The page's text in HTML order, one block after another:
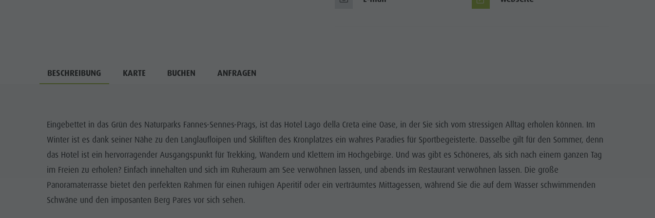
BESCHREIBUNG KARTE BUCHEN ANFRAGEN
Eingebettet in das Grün des Naturparks Fannes-Sennes-Prags, ist das Hotel Lago della Creta eine Oase, in der Sie sich vom stressigen Alltag erholen können. Im
Winter ist es dank seiner Nähe zu den Langlaufloipen und Skiliften des Kronplatzes ein wahres Paradies für Sportbegeisterte. Dasselbe gilt für den Sommer, denn
das Hotel ist ein hervorragender Ausgangspunkt für Trekking, Wandern und Klettern im Hochgebirge. Und was gibt es Schöneres, als sich nach einem ganzen Tag
im Freien zu erholen? Einfach innehalten und sich im Ruheraum am See verwöhnen lassen, und abends im Restaurant verwöhnen lassen. Die große
Panoramaterrasse bietet den perfekten Rahmen für einen ruhigen Aperitif oder ein verträumtes Mittagessen, während Sie die auf dem Wasser schwimmenden
Schwäne und den imposanten Berg Pares vor sich sehen.